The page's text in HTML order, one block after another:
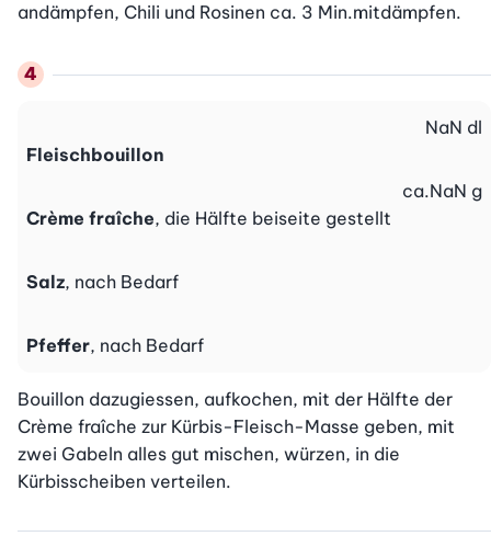
andämpfen, Chili und Rosinen ca. 3 Min.mitdämpfen.
Fleischbouillon
NaN dl
Crème fraîche, die Hälfte beiseite gestellt
ca.NaN g
Salz, nach Bedarf
Pfeffer, nach Bedarf
Bouillon dazugiessen, aufkochen, mit der Hälfte der
Crème fraîche zur Kürbis-Fleisch-Masse geben, mit
zwei Gabeln alles gut mischen, würzen, in die
Kürbisscheiben verteilen.